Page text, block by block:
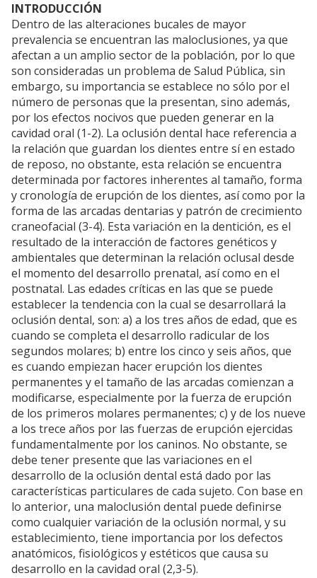
INTRODUCCIÓN
Dentro de las alteraciones bucales de mayor
prevalencia se encuentran las maloclusiones, ya que
afectan a un amplio sector de la población, por lo que
son consideradas un problema de Salud Pública, sin
embargo, su importancia se establece no sólo por el
número de personas que la presentan, sino además,
por los efectos nocivos que pueden generar en la
cavidad oral (1-2). La oclusión dental hace referencia a
la relación que guardan los dientes entre sí en estado
de reposo, no obstante, esta relación se encuentra
determinada por factores inherentes al tamaño, forma
y cronología de erupción de los dientes, así como por la
forma de las arcadas dentarias y patrón de crecimiento
craneofacial (3-4). Esta variación en la dentición, es el
resultado de la interacción de factores genéticos y
ambientales que determinan la relación oclusal desde
el momento del desarrollo prenatal, así como en el
postnatal. Las edades críticas en las que se puede
establecer la tendencia con la cual se desarrollará la
oclusión dental, son: a) a los tres años de edad, que es
cuando se completa el desarrollo radicular de los
segundos molares; b) entre los cinco y seis años, que
es cuando empiezan hacer erupción los dientes
permanentes y el tamaño de las arcadas comienzan a
modificarse, especialmente por la fuerza de erupción
de los primeros molares permanentes; c) y de los nueve
a los trece años por las fuerzas de erupción ejercidas
fundamentalmente por los caninos. No obstante, se
debe tener presente que las variaciones en el
desarrollo de la oclusión dental está dado por las
características particulares de cada sujeto. Con base en
lo anterior, una maloclusión dental puede definirse
como cualquier variación de la oclusión normal, y su
establecimiento, tiene importancia por los defectos
anatómicos, fisiológicos y estéticos que causa su
desarrollo en la cavidad oral (2,3-5).